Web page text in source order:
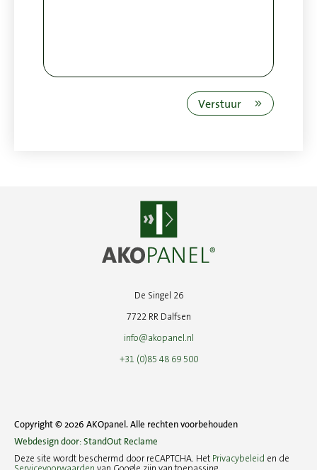
Verstuur
De Singel 26
7722 RR Dalfsen
info@akopanel.nl
+31 (0)85 48 69 500
Copyright © 2026 AKOpanel. Alle rechten voorbehouden
Deze site wordt beschermd door reCAPTCHA. Het Privacybeleid en de
Webdesign door: StandOut Reclame